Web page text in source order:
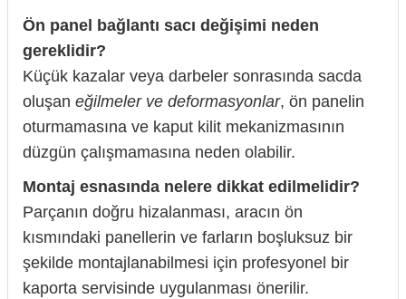
Ön panel bağlantı sacı değişimi neden
gereklidir?
Küçük kazalar veya darbeler sonrasında sacda
oluşan eğilmeler ve deformasyonlar, ön panelin
oturmamasına ve kaput kilit mekanizmasının
düzgün çalışmamasına neden olabilir.
Montaj esnasında nelere dikkat edilmelidir?
Parçanın doğru hizalanması, aracın ön
kısmındaki panellerin ve farların boşluksuz bir
şekilde montajlanabilmesi için profesyonel bir
kaporta servisinde uygulanması önerilir.